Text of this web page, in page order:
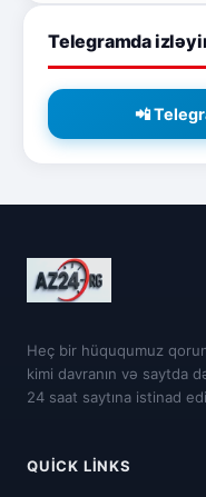
Telegramda
📲
Heç bir hüququmuz
kimi davranın və saytda
24 saat saytına istinad
QUICK LINKS